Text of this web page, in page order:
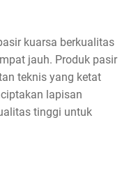
kuarsa berkualitas
jauh. Produk pasir
teknis yang ketat
lapisan
tinggi untuk